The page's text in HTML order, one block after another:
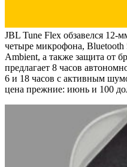
JBL Tune Flex обзавелся 12-
четыре микрофона,
Ambient, а также защита от
предлагает 8 часов
6 и 18 часов с активным
цена прежние: июнь и 100